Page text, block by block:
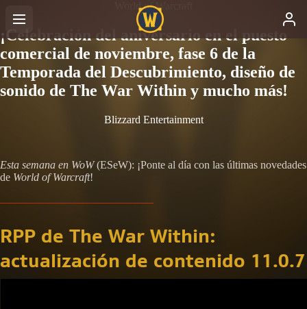
World of Warcraft
¡Celebración del aniversario en el puesto
comercial de noviembre, fase 6 de la
Temporada del Descubrimiento, diseño de
sonido de The War Within y mucho más!
Blizzard Entertainment
Esta semana en WoW(ESeW): ¡Ponte al día con las últimas novedades
de World of Warcraft!
RPP de The War Within:
actualización de contenido 11.0.7